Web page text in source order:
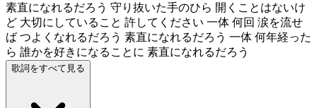
素直になれるだろう 守り抜いた手のひら 開くことはないけ
ど 大切にしていること 許してください 一体 何回 涙を流せ
ば つよくなれるだろう 素直になれるだろう 一体 何年経った
ら 誰かを好きになることに 素直になれるだろう
歌詞をすべて見る